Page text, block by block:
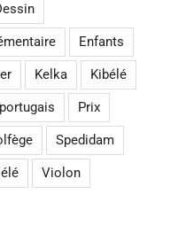
Enfants
Kelka Kibélé
portugais Prix
Spedidam
Violon